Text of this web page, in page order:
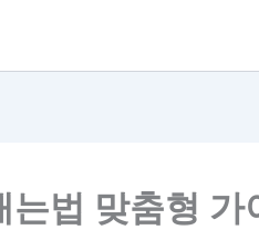
는법 맞춤형 가